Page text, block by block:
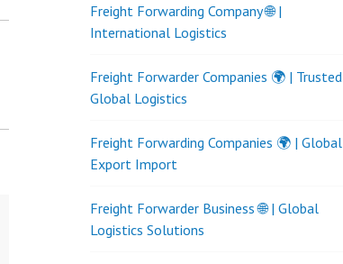
Freight Forwarding Company 🌐 |
International Logistics
Freight Forwarder Companies 🌍 | Trusted
Global Logistics
Freight Forwarding Companies 🌍 | Global
Export Import
Freight Forwarder Business 🌐 | Global
Logistics Solutions